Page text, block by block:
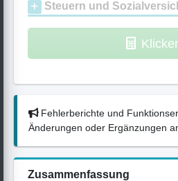
Steuern und
Fehlerberichte und
Änderungen oder Ergänzungen
Zusammenfassung